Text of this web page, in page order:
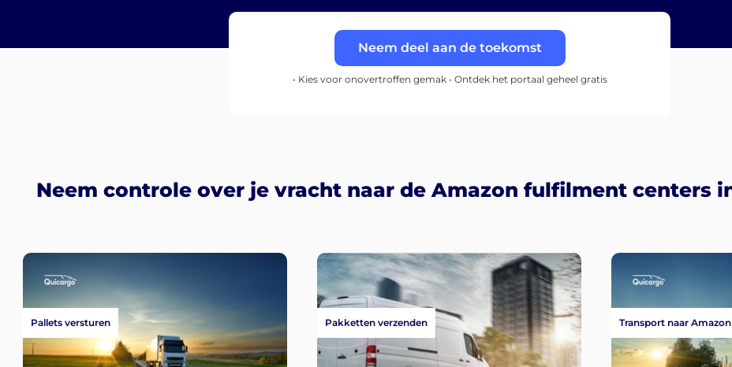
Neem deel aan de toekomst
• Kies voor onovertroffen gemak • Ontdek het portaal geheel gratis
Neem controle over je vracht naar de Amazon fulfilment centers
Pallets versturen Pakketten verzenden Transport naar Amazon